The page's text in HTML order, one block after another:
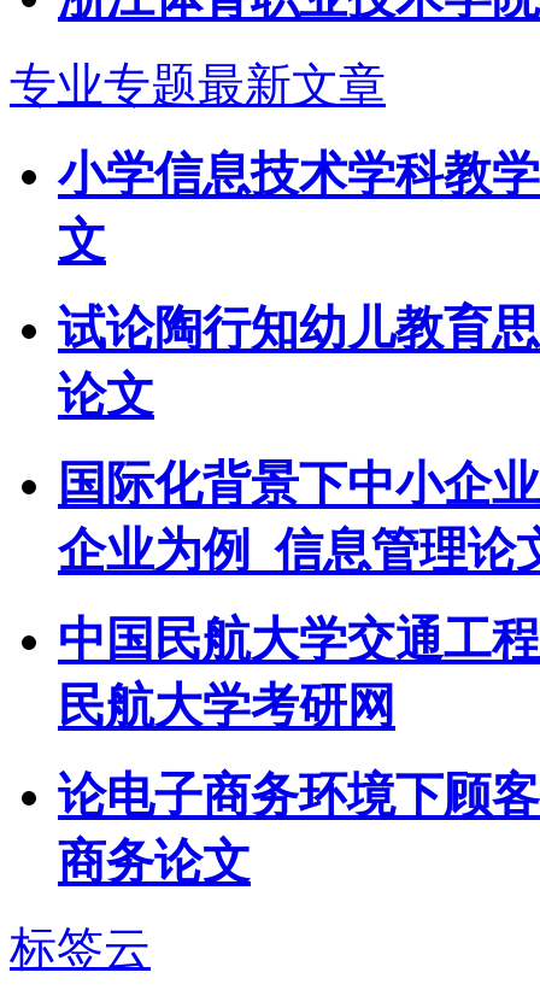
专业专题最新文章
小学信息技术学科教
文
试论陶行知幼儿教育
论文
国际化背景下中小企
企业为例_信息管理论
中国民航大学交通工
民航大学考研网
论电子商务环境下顾
商务论文
标签云